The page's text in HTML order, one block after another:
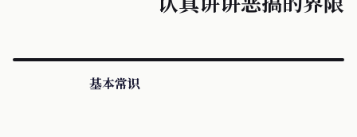
基本常识